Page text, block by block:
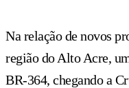
Na relação de novos
região do Alto Acre,
BR-364, chegando a